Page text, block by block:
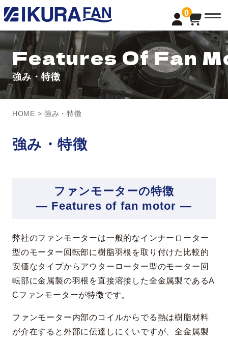
0
t
o
g
l
e
n
a
v
i
g
a
Features Of Fan
強み・特徴
HOME > 強み・特徴
強み・特徴
ファンモーターの特徴
— Features of fan motor —
弊社のファンモーターは一般的なインナーローター
型のモーター回転部に樹脂羽根を取り付けた比較的
安価なタイプからアウターローター型のモーター回
転部に金属製の羽根を直接溶接した全金属製であるA
Cファンモーターが特徴です。
ファンモーター内部のコイルからでる熱は樹脂材料
が介在すると外部に伝達しにくいですが、全金属製